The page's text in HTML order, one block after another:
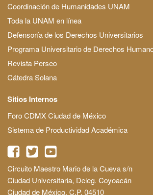
Coordinación de Humanidades UNAM
Toda la UNAM en línea
Defensoría de los Derechos Universitarios
Programa Universitario de Derechos
Revista Perseo
Cátedra Solana
Sitios Internos
Foro CDMX Ciudad de México
Sistema de Productividad Académica
Circuito Maestro Mario de la Cueva s/n
Ciudad Universitaria, Deleg. Coyoacán
Ciudad de México, C.P. 04510